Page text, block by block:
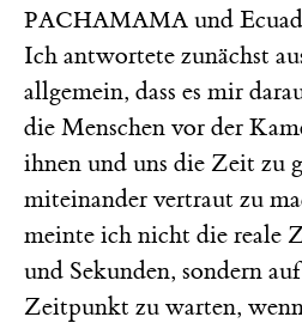
PACHAMAMA und
Ich antwortete zunächst
allgemein, dass es mir
die Menschen vor der
ihnen und uns die Zeit zu
miteinander vertraut zu
meinte ich nicht die reale
und Sekunden, sondern
Zeitpunkt zu warten,